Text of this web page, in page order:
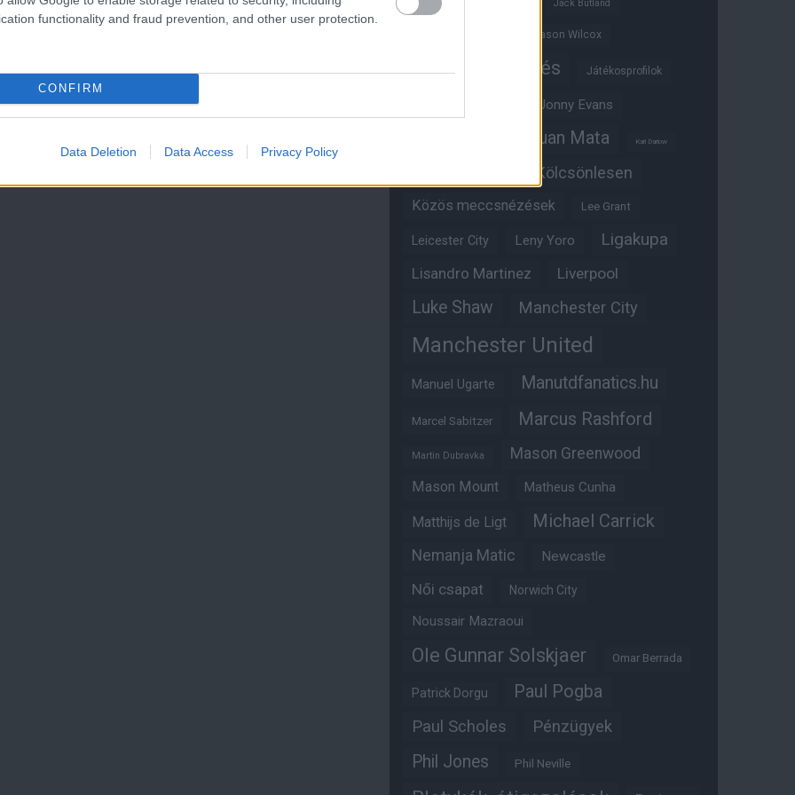
functionality and fraud prevention, and other user protection.
CONFIRM
Data Deletion Data Access Privacy Policy
Hull City Jack Butland
Jason Wilcox
Játékosértékelés Játékosprofilok
Jonny Evans
Juan Mata Karl Darlow
Kölcsönlesen
Közös meccsnézések Lee Grant
Leicester City Leny Yoro Ligakupa
Lisandro Martinez Liverpool
Luke Shaw Manchester City
Manchester United
Manuel Ugarte Manutdfanatics.hu
Marcel Sabitzer Marcus Rashford
Martin Dubravka Mason Greenwood
Mason Mount Matheus Cunha
Matthijs de Ligt Michael Carrick
Nemanja Matic Newcastle
Női csapat Norwich City
Noussair Mazraoui
Ole Gunnar Solskjaer Omar Berrada
Patrick Dorgu Paul Pogba
Paul Scholes Pénzügyek
Phil Jones Phil Neville